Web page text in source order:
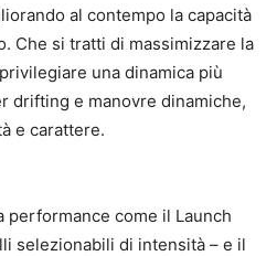
al contempo la capacità
Che si tratti di massimizzare la
una dinamica più
drifting e manovre dinamiche,
e carattere.
performance come il Launch
selezionabili di intensità – e il